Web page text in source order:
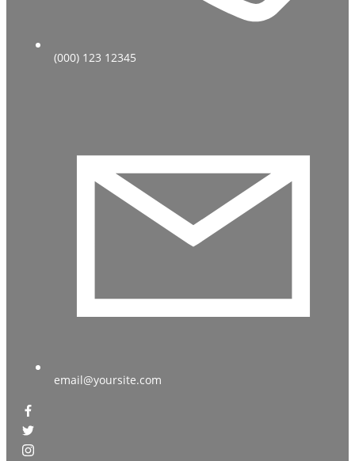
(000) 123 12345
email@yoursite.com